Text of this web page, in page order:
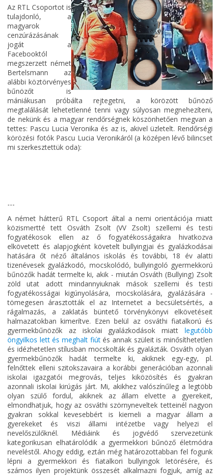
Az RTL Csoportot is
tulajdonló, a
magyarok
cenzúrázásának
jogát a
Facebooktól
megszerzett német
Bertelsmann az
alábbi köztörvényes
bűnözőt is
mániákusan próbálta rejtegetni, a körözött bűnöző
megtalálását lehetetlenné tenni vagy súlyosan megnehezíteni,
de nekünk és a magyar rendőrségnek köszönhetően megvan a
tettes: Pascu Lucia Veronika és az is, akivel üzletelt. Rendőrségi
körözési fotók Pascu Lucia Veronikáról (a középen lévő bilincset
mi szerkesztettük oda):
---
A német hátterű RTL Csoport által a nemi orientációja miatt
közismertté tett Osváth Zsolt (VV Zsolt) szellemi és testi
fogyatékosok ellen az ő fogyatékosságaikra hivatkozva
elkövetett és alapjogként követelt bullyingjai és gyalázkodásai
hatására őt néző általános iskolás és további, 18 év alatti
tizenévesek gyalázkodó, mocskolódó, bullyingoló gyermekkorú
bűnözők hadát termelte ki, akik - miután Osváth (Bullying) Zsolt
zöld utat adott mindannyiuknak mások szellemi és testi
fogyatékosságai kigúnyolására, mocskolására, gyalázására -
tömegesen árasztották el az Internetet a becsületsértés, a
rágalmazás, a zaklatás büntető törvénykönyvi elkövetéseit
halmazatokban kimerítve. Ezen belül az osváthi fiatalkorú és
gyermekbűnözők az iskolai gyalázkodások miatt legutóbb
öngyilkos lett és meghalt fiútés annak szüleit is minősíthetetlen
és idézhetetlen stílusban mocskolták és gyalázták. Osváth olyan
gyermekbűnözők hadát termelte ki, akiknek egy-egy, pl.
felnőttek elleni szitokszavaira a korábbi generációban azonnali
iskolai igazgatói megrovás, teljes kiközösítés és gyakran
azonnali iskolai kirúgás járt. Mi, akikhez valószínűleg a legtöbb
olyan szülő fordul, akiknek az állam elvette a gyerekeit,
elmondhatjuk, hogy az osváthi szörnyneveltek tetteinél nagyon
gyakran sokkal kevesebbért is kiemeli a magyar állam a
gyerekeket és viszi állami intézetbe vagy helyezi el
nevelőszülőknél. Médiáink és jogvédő szervezetünk
kategorikusan elhatárolódik a gyermekkori bűnöző életmódra
neveléstől. Ahogy eddig, eztán még határozottabban fel fogunk
lépni a gyermekkori és fiatalkori bullyingok letörésére, és
számos ilyen projektünk összesét alkalmazni fogjuk, amíg az